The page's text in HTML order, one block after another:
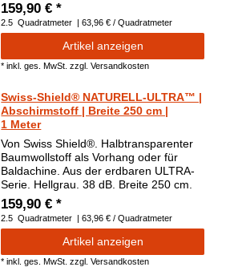
159,90 € *
2.5 Quadratmeter | 63,96 € / Quadratmeter
Artikel anzeigen
*inkl. ges. MwSt. zzgl.Versandkosten
Swiss-Shield® NATURELL-ULTRA™ |
Abschirmstoff | Breite 250 cm |
1 Meter
Von Swiss Shield®. Halbtransparenter
Baumwollstoff als Vorhang oder für
Baldachine. Aus der erdbaren ULTRA-
Serie. Hellgrau. 38 dB. Breite 250 cm.
159,90 € *
2.5 Quadratmeter | 63,96 € / Quadratmeter
Artikel anzeigen
*inkl. ges. MwSt. zzgl.Versandkosten